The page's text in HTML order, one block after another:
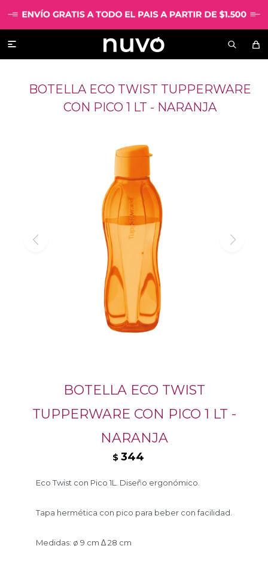

BOTELLA ECO TWIST TUPPERWARE
CON PICO 1 LT - NARANJA
BOTELLA ECO TWIST
TUPPERWARE CON PICO 1 LT -
NARANJA
$ 344
Eco Twist con Pico 1L. Diseño ergonómico.
Tapa hermética con pico para beber con facilidad.
Medidas: ø 9 cm ∆ 28 cm